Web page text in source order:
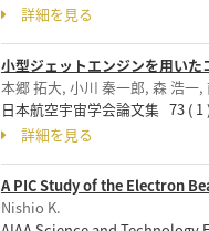
詳細を見る
小型ジェットエンジンを用い
本郷 拓大, 小川 秦一郎, 森 浩一
日本航空宇宙学会論文集 73 (
詳細を見る
A PIC Study of the Electron
Nishio K.